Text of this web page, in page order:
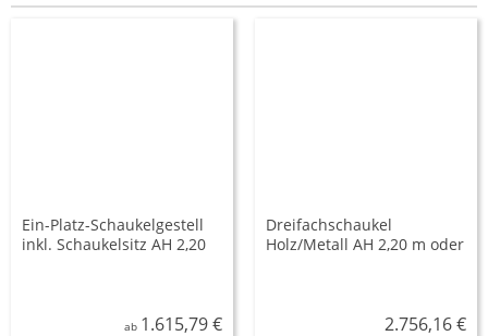
Ein-Platz-Schaukelgestell
inkl. Schaukelsitz AH 2,20
ab 1.615,79 €
Dreifachschaukel
Holz/Metall AH 2,20 m oder
2.756,16 €